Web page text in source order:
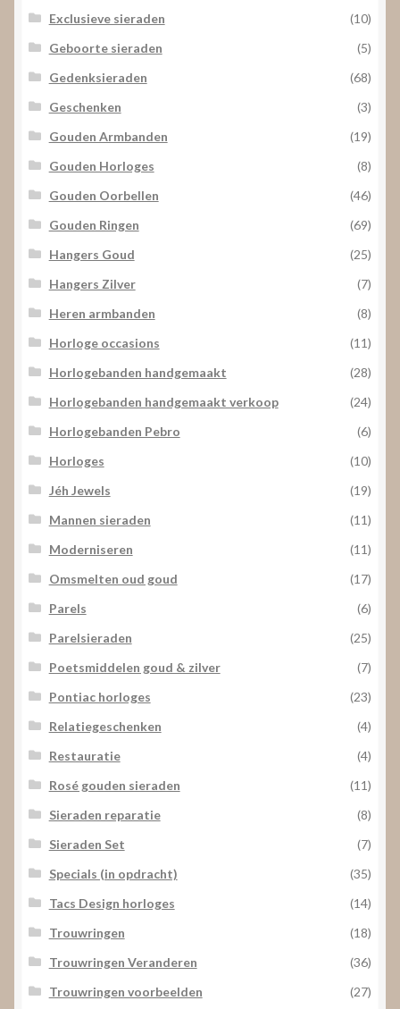
Exclusieve sieraden
(10)
Geboorte sieraden
(5)
Gedenksieraden
(68)
Geschenken
(3)
Gouden Armbanden
(19)
Gouden Horloges
(8)
Gouden Oorbellen
(46)
Gouden Ringen
(69)
Hangers Goud
(25)
Hangers Zilver
(7)
Heren armbanden
(8)
Horloge occasions
(11)
Horlogebanden handgemaakt
(28)
Horlogebanden handgemaakt verkoop
(24)
Horlogebanden Pebro
(6)
Horloges
(10)
Jéh Jewels
(19)
Mannen sieraden
(11)
Moderniseren
(11)
Omsmelten oud goud
(17)
Parels
(6)
Parelsieraden
(25)
Poetsmiddelen goud & zilver
(7)
Pontiac horloges
(23)
Relatiegeschenken
(4)
Restauratie
(4)
Rosé gouden sieraden
(11)
Sieraden reparatie
(8)
Sieraden Set
(7)
Specials (in opdracht)
(35)
Tacs Design horloges
(14)
Trouwringen
(18)
Trouwringen Veranderen
(36)
Trouwringen voorbeelden
(27)